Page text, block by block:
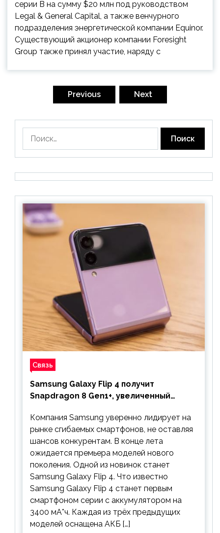
серии B на сумму $20 млн под руководством
Legal & General Capital, а также венчурного
подразделения энергетической компании Equinor.
Существующий акционер компании Foresight
Group также принял участие, наряду с
Previous Next
Связь
Samsung Galaxy Flip 4 получит
Snapdragon 8 Gen1+, увеличенный
предшественника
Компания Samsung уверенно лидирует на
рынке сгибаемых смартфонов, не оставляя
шансов конкурентам. В конце лета
ожидается премьера моделей нового
поколения. Одной из новинок станет
Samsung Galaxy Flip 4. Что известно
Samsung Galaxy Flip 4 станет первым
смартфоном серии с аккумулятором на
3400 мА*ч. Каждая из трёх предыдущих
моделей оснащена АКБ […]